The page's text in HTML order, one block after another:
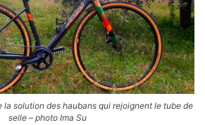
la solution des haubans qui rejoignent le tube de
selle – photo Ima Su